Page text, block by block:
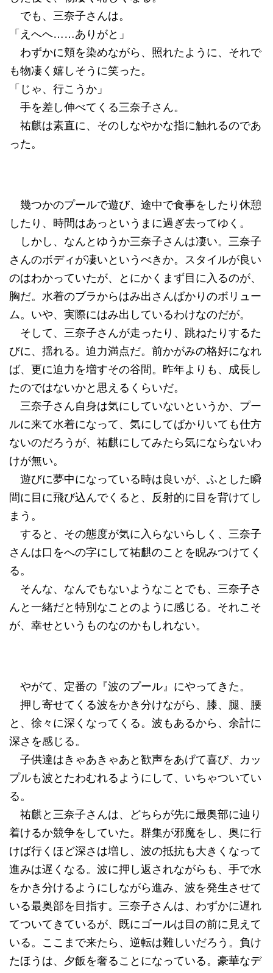
でも、三奈子さんは。
「えへへ……ありがと」
わずかに頬を染めながら、照れたように、それで
も物凄く嬉しそうに笑った。
「じゃ、行こうか」
手を差し伸べてくる三奈子さん。
祐麒は素直に、そのしなやかな指に触れるのであ
った。
幾つかのプールで遊び、途中で食事をしたり休憩
したり、時間はあっというまに過ぎ去ってゆく。
しかし、なんとゆうか三奈子さんは凄い。三奈子
さんのボディが凄いというべきか。スタイルが良い
のはわかっていたが、とにかくまず目に入るのが、
胸だ。水着のブラからはみ出さんばかりのボリュー
ム。いや、実際にはみ出しているわけなのだが。
そして、三奈子さんが走ったり、跳ねたりするた
びに、揺れる。迫力満点だ。前かがみの格好になれ
ば、更に迫力を増すその谷間。昨年よりも、成長し
たのではないかと思えるくらいだ。
三奈子さん自身は気にしていないというか、プー
ルに来て水着になって、気にしてばかりいても仕方
ないのだろうが、祐麒にしてみたら気にならないわ
けが無い。
遊びに夢中になっている時は良いが、ふとした瞬
間に目に飛び込んでくると、反射的に目を背けてし
まう。
すると、その態度が気に入らないらしく、三奈子
さんは口をへの字にして祐麒のことを睨みつけてく
る。
そんな、なんでもないようなことでも、三奈子さ
んと一緒だと特別なことのように感じる。それこそ
が、幸せというものなのかもしれない。
やがて、定番の『波のプール』にやってきた。
押し寄せてくる波をかき分けながら、膝、腿、腰
と、徐々に深くなってくる。波もあるから、余計に
深さを感じる。
子供達はきゃあきゃあと歓声をあげて喜び、カッ
プルも波とたわむれるようにして、いちゃついてい
る。
祐麒と三奈子さんは、どちらが先に最奥部に辿り
着けるか競争をしていた。群集が邪魔をし、奥に行
けば行くほど深さは増し、波の抵抗も大きくなって
進みは遅くなる。波に押し返されながらも、手で水
をかき分けるようにしながら進み、波を発生させて
いる最奥部を目指す。三奈子さんは、わずかに遅れ
てついてきているが、既にゴールは目の前に見えて
いる。ここまで来たら、逆転は難しいだろう。負け
たほうは、夕飯を奢ることになっている。豪華なデ